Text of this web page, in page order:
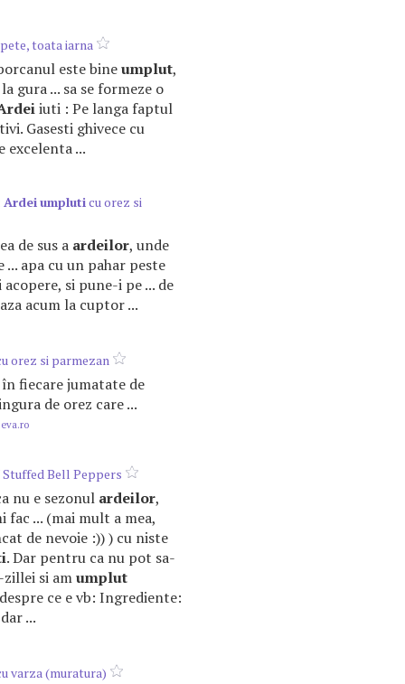
toata iarna
este bineumplut,
gura ... sa se formeze o
iuti : Pe langa faptul
Gasesti ghivece cu
excelenta ...
Ardeiumpluticu orez si
de sus a ardeilor, unde
... apa cu un pahar peste
acopere, si pune-i pe ... de
acum la cuptor ...
orez si parmezan
în fiecare jumatate de
de orez care ...
Bell Peppers
nu e sezonul ardeilor,
fac ... (mai mult a mea,
de nevoie :)) ) cu niste
. Dar pentru ca nu pot sa-
zillei si amumplut
ce e vb: Ingrediente:
...
varza (muratura)